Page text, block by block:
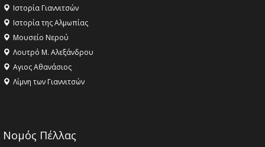
Ιστορία Γιαννιτσών
Ιστορία της Αλμωπίας
Μουσείο Νερού
Λουτρό Μ. Αλεξάνδρου
Αγιος Αθανάσιος
Λίμνη των Γιαννιτσών
Νομός Πέλλας